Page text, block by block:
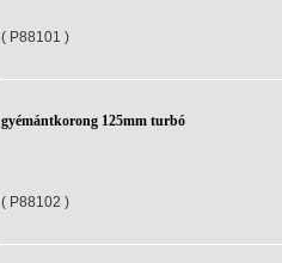
( P88101 )
gyémántkorong 125mm turbó
( P88102 )